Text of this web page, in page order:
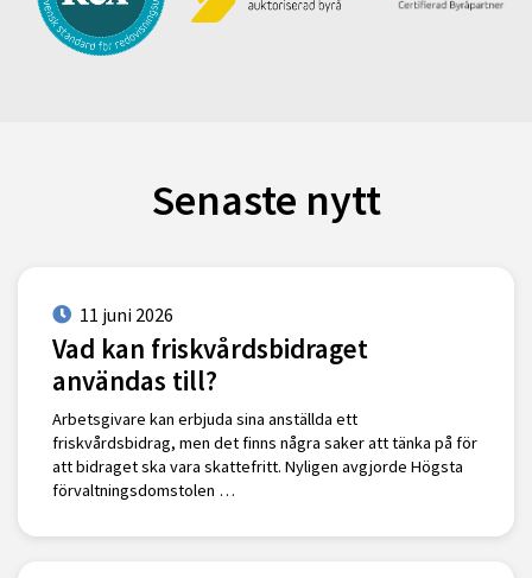
Senaste nytt
11 juni 2026
Vad kan friskvårdsbidraget
användas till?
Arbetsgivare kan erbjuda sina anställda ett
friskvårdsbidrag, men det finns några saker att tänka på för
att bidraget ska vara skattefritt. Nyligen avgjorde Högsta
förvaltningsdomstolen …